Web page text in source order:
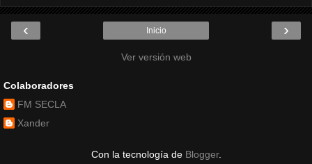
‹ ›
Inicio
Ver versión web
Colaboradores
FM SECLA
Xander
Con la tecnología de Blogger.